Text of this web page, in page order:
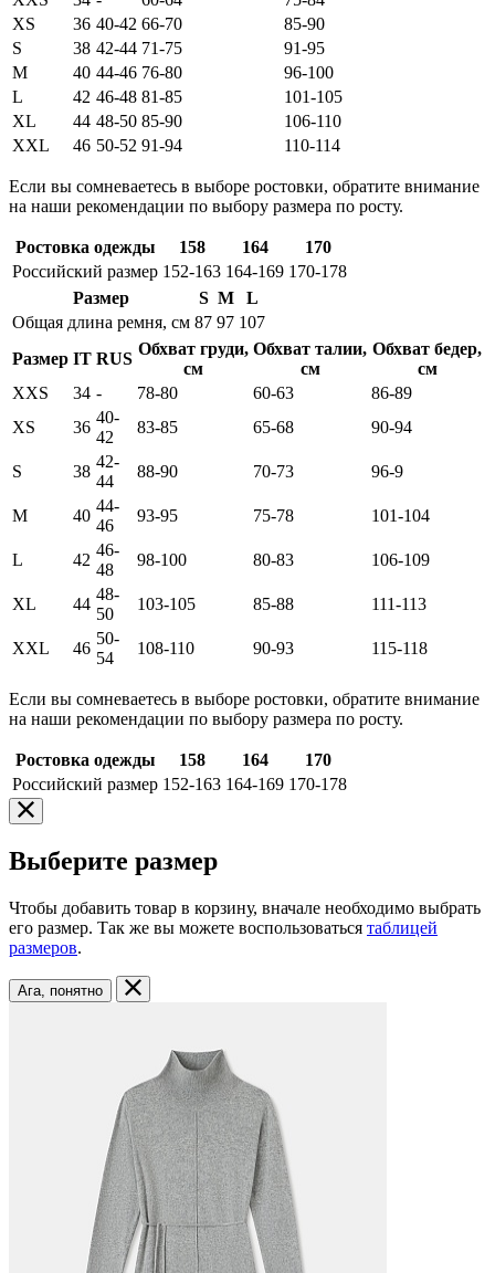
XS
36 40-42 66-70
85-90
S
38 42-44 71-75
91-95
M
40 44-46 76-80
96-100
L
42 46-48 81-85
101-105
XL
44 48-50 85-90
106-110
XXL
46 50-52 91-94 110-114
Если вы сомневаетесь в выборе ростовки, обратите внимание
на наши рекомендации по выбору размера по росту.
Ростовка одежды 158 164
170
Российский размер 152-163 164-169 170-178
Размер
S M
L
Общая длина ремня, см 87 97 107
Размер IT RUS
Обхват груди,
см
Обхват талии,
см
Обхват бедер,
см
XXS
34 - 78-80 60-63
86-89
XS
36
40-
42
83-85 65-68 90-94
S 38
42-
44
88-90 70-73 96-9
M 40
44-
46
93-95 75-78 101-104
L 42
46-
48
98-100 80-83 106-109
XL 44
48-
50
103-105 85-88 111-113
XXL 46
50-
54
108-110 90-93 115-118
Если вы сомневаетесь в выборе ростовки, обратите внимание
на наши рекомендации по выбору размера по росту.
Ростовка одежды 158 164
170
Российский размер 152-163 164-169 170-178
Выберите размер
Чтобы добавить товар в корзину, вначале необходимо выбрать
его размер. Так же вы можете воспользоваться таблицей
размеров.
Ага, понятно